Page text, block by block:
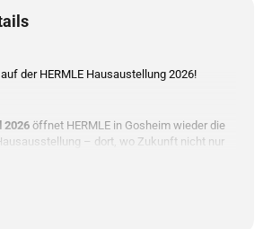
der HERMLE Hausaustellung 2026!
2026 öffnet HERMLE in Gosheim wieder die
– dort, wo Zukunft nicht nur